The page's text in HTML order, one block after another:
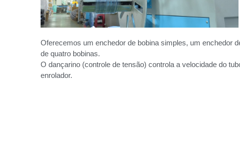
Oferecemos um enchedor de bobina simples, um enchedor
de quatro bobinas.
O dançarino (controle de tensão) controla a velocidade do
enrolador.